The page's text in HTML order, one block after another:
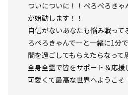
ついについに！！ぺろぺろきゃ
が始動します！！
自信がないあなたも悩み戦っ
ろぺろきゃんでーと一緒に1分
間を過ごしてもらえたらなって
全身全霊で皆をサポート＆応援
可愛くて最高な世界へようこそ